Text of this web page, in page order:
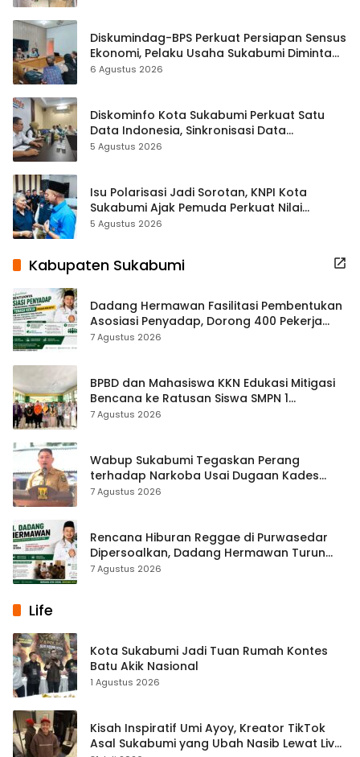
Diskumindag-BPS Perkuat Persiapan Sensus
Ekonomi, Pelaku Usaha Sukabumi Diminta
Terbuka Beri Data
6 Agustus 2026
Diskominfo Kota Sukabumi Perkuat Satu
Data Indonesia, Sinkronisasi Data
Kewilayahan Dikebut
5 Agustus 2026
Isu Polarisasi Jadi Sorotan, KNPI Kota
Sukabumi Ajak Pemuda Perkuat Nilai
Kebangsaan
5 Agustus 2026
Kabupaten Sukabumi
Dadang Hermawan Fasilitasi Pembentukan
Asosiasi Penyadap, Dorong 400 Pekerja
Dapat Perlindungan BPJS
7 Agustus 2026
BPBD dan Mahasiswa KKN Edukasi Mitigasi
Bencana ke Ratusan Siswa SMPN 1
Simpenan
7 Agustus 2026
Wabup Sukabumi Tegaskan Perang
terhadap Narkoba Usai Dugaan Kades
Terlibat
7 Agustus 2026
Rencana Hiburan Reggae di Purwasedar
Dipersoalkan, Dadang Hermawan Turun
Memfasilitasi Musyawarah
7 Agustus 2026
Life
Kota Sukabumi Jadi Tuan Rumah Kontes
Batu Akik Nasional
1 Agustus 2026
Kisah Inspiratif Umi Ayoy, Kreator TikTok
Asal Sukabumi yang Ubah Nasib Lewat Live